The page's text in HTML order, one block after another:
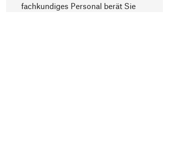
fachkundiges Personal berät Sie